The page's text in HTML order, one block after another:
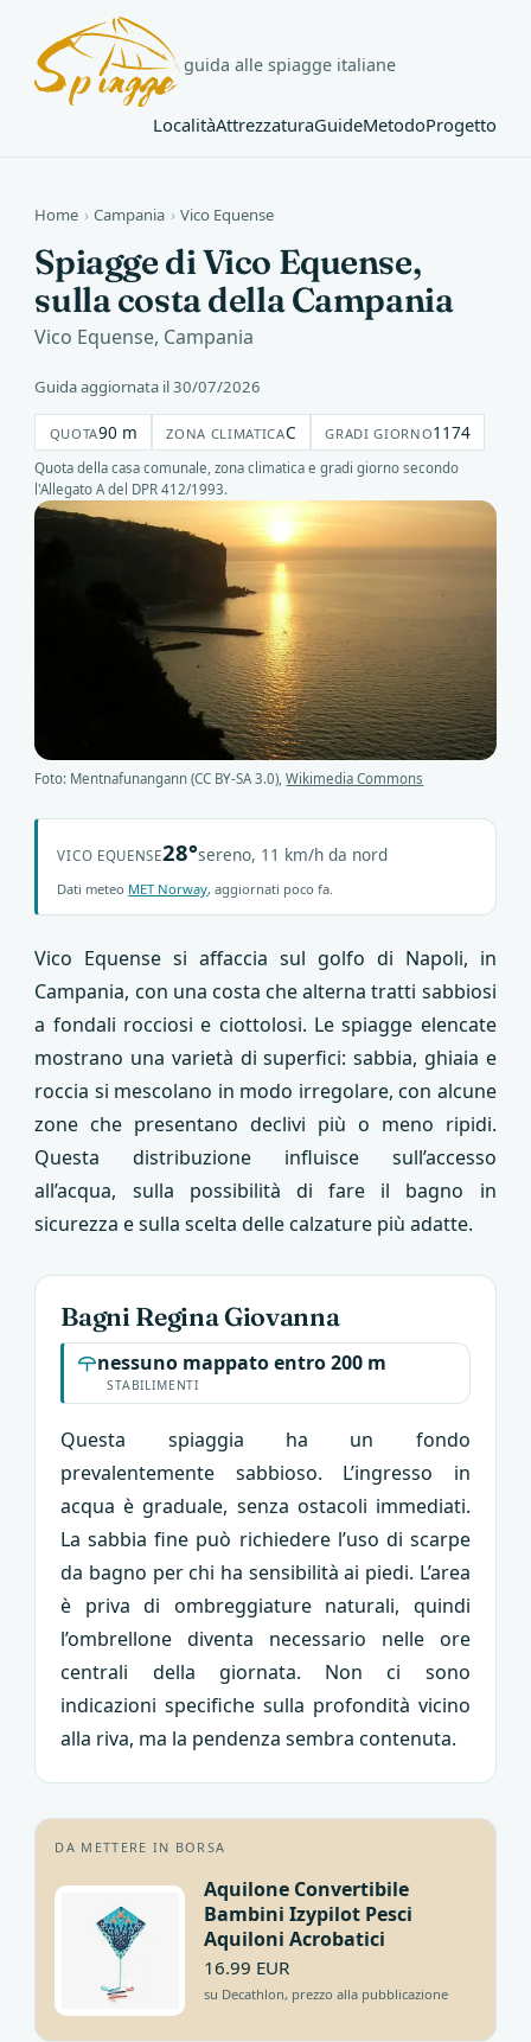
guida alle spiagge italiane
LocalitàAttrezzaturaGuideMetodoProgetto
Home › Campania › Vico Equense
Spiagge di Vico Equense,
sulla costa della Campania
Vico Equense, Campania
Guida aggiornata il 30/07/2026
QUOTA90 m ZONA CLIMATICAC GRADI GIORNO1174
Quota della casa comunale, zona climatica e gradi giorno secondo
l'Allegato A del DPR 412/1993.
Foto: Mentnafunangann (CC BY-SA 3.0),Wikimedia Commons
VICO EQUENSE28°sereno, 11 km/h da nord
Dati meteo MET Norway, aggiornati poco fa.
Vico Equense si affaccia sul golfo di Napoli, in
Campania, con una costa che alterna tratti sabbiosi
a fondali rocciosi e ciottolosi. Le spiagge elencate
mostrano una varietà di superfici: sabbia, ghiaia e
roccia si mescolano in modo irregolare, con alcune
zone che presentano declivi più o meno ripidi.
Questa distribuzione influisce sull’accesso
all’acqua, sulla possibilità di fare il bagno in
sicurezza e sulla scelta delle calzature più adatte.
Bagni Regina Giovanna
STABILIMENTI
nessuno mappato entro 200 m
Questa spiaggia ha un fondo
prevalentemente sabbioso. L’ingresso in
acqua è graduale, senza ostacoli immediati.
La sabbia fine può richiedere l’uso di scarpe
da bagno per chi ha sensibilità ai piedi. L’area
è priva di ombreggiature naturali, quindi
l’ombrellone diventa necessario nelle ore
centrali della giornata. Non ci sono
indicazioni specifiche sulla profondità vicino
alla riva, ma la pendenza sembra contenuta.
DA METTERE IN BORSA
Aquilone Convertibile
Bambini Izypilot Pesci
Aquiloni Acrobatici
16.99 EUR
su Decathlon, prezzo alla pubblicazione